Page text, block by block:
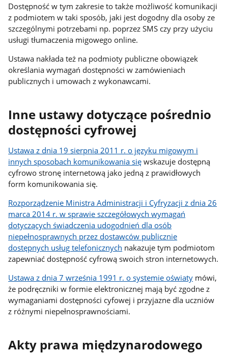
Dostępność w tym zakresie to także możliwość komunikacji
z podmiotem w taki sposób, jaki jest dogodny dla osoby ze
szczególnymi potrzebami np. poprzez SMS czy przy użyciu
usługi tłumaczenia migowego online.
Ustawa nakłada też na podmioty publiczne obowiązek
określania wymagań dostępności w zamówieniach
publicznych i umowach z wykonawcami.
Inne ustawy dotyczące pośrednio
dostępności cyfrowej
Ustawa z dnia 19 sierpnia 2011 r. o języku migowym i
innych sposobach komunikowania się wskazuje dostępną
cyfrowo stronę internetową jako jedną z prawidłowych
form komunikowania się.
Rozporządzenie Ministra Administracji i Cyfryzacji z dnia 26
marca 2014 r. w sprawie szczegółowych wymagań
dotyczących świadczenia udogodnień dla osób
niepełnosprawnych przez dostawców publicznie
dostępnych usług telefonicznych nakazuje tym podmiotom
zapewniać dostępność cyfrową swoich stron internetowych.
Ustawa z dnia 7 września 1991 r. o systemie oświaty mówi,
że podręczniki w formie elektronicznej mają być zgodne z
wymaganiami dostępności cyfowej i przyjazne dla uczniów
z różnymi niepełnosprawnościami.
Akty prawa międzynarodowego